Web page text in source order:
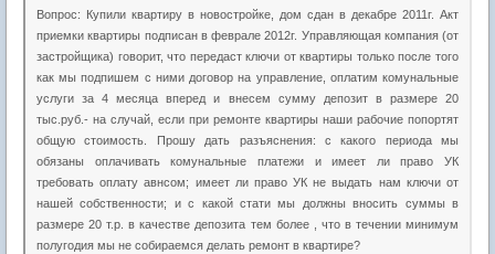
Вопрос: Купили квартиру в новостройке, дом сдан в декабре 2011г. Акт
приемки квартиры подписан в феврале 2012г. Управляющая компания (от
застройщика) говорит, что передаст ключи от квартиры только после того
как мы подпишем с ними договор на управление, оплатим комунальные
услуги за 4 месяца вперед и внесем сумму депозит в размере 20
тыс.руб.- на случай, если при ремонте квартиры наши рабочие попортят
общую стоимость. Прошу дать разъяснения: с какого периода мы
обязаны оплачивать комунальные платежи и имеет ли право УК
требовать оплату авнсом; имеет ли право УК не выдать нам ключи от
нашей собственности; и с какой стати мы должны вносить суммы в
размере 20 т.р. в качестве депозита тем более , что в течении минимум
полугодия мы не собираемся делать ремонт в квартире?